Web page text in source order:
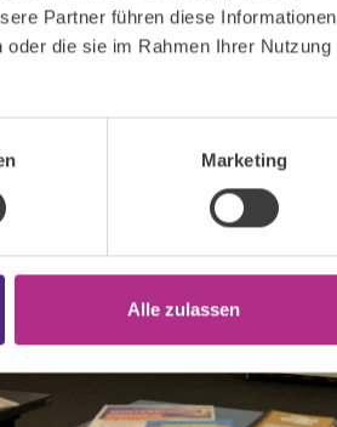
Partner führen diese Informationen
die sie im Rahmen Ihrer Nutzung
Marketing
Alle zulassen